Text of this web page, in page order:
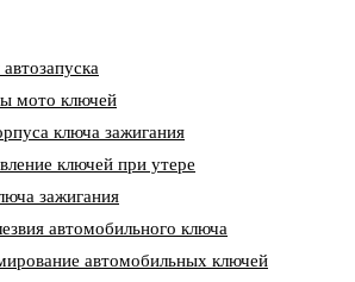
мото ключей
ключа зажигания
ключей при утере
зажигания
автомобильного ключа
автомобильных ключей